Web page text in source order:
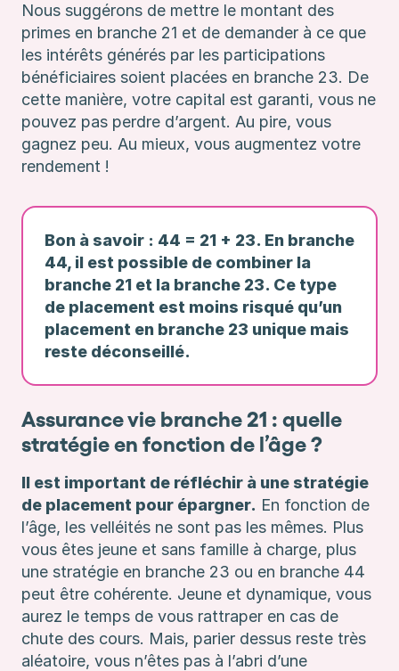
Nous suggérons de mettre le montant des
primes en branche 21 et de demander à ce que
les intérêts générés par les participations
bénéficiaires soient placées en branche 23. De
cette manière, votre capital est garanti, vous ne
pouvez pas perdre d’argent. Au pire, vous
gagnez peu. Au mieux, vous augmentez votre
rendement !
Bon à savoir : 44 = 21 + 23. En branche
44, il est possible de combiner la
branche 21 et la branche 23. Ce type
de placement est moins risqué qu’un
placement en branche 23 unique mais
reste déconseillé.
Assurance vie branche 21 : quelle
stratégie en fonction de l’âge ?
Il est important de réfléchir à une stratégie
de placement pour épargner. En fonction de
l’âge, les velléités ne sont pas les mêmes. Plus
vous êtes jeune et sans famille à charge, plus
une stratégie en branche 23 ou en branche 44
peut être cohérente. Jeune et dynamique, vous
aurez le temps de vous rattraper en cas de
chute des cours. Mais, parier dessus reste très
aléatoire, vous n’êtes pas à l’abri d’une